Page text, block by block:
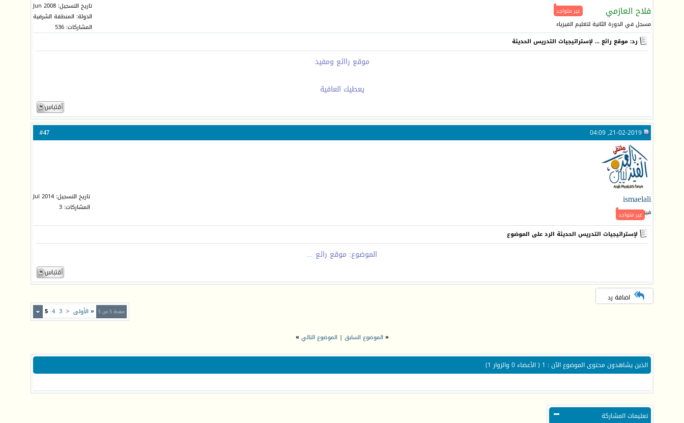
فلاح العازمي غير متواجد
مسجل في الدورة الثانية لتعليم الفيزياء
تاريخ التسجيل: Jun 2008
الدولة: المنطقة الشرقية
المشاركات: 536
رد: موقع رائع ... لإستراتيجيات التدريس الحديثة
موقع راائع ومفيد
يعطيك العافية
47
ismaelali
غير متواجد
فيزيائي جـديد
تاريخ التسجيل: Jul 2014
المشاركات: 3
لإستراتيجيات التدريس الحديثة الرد على الموضوع
الموضوع: موقع رائع ...
اضافة رد
صفحة 5 من 5 « الأولى <
3
4
5
« الموضوع السابق | الموضوع التالي »
الذين يشاهدون محتوى الموضوع الآن : 1 ( الأعضاء 0 والزوار 1)
تعليمات المشاركة